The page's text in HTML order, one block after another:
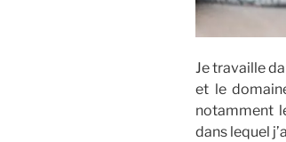
Je travaille
et le
notamment
dans lequel